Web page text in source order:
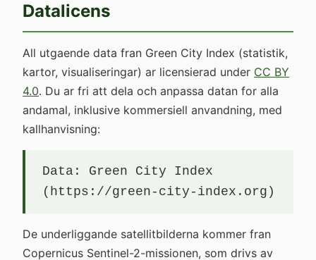
Datalicens
All utgaende data fran Green City Index (statistik,
kartor, visualiseringar) ar licensierad under CC BY
4.0. Du ar fri att dela och anpassa datan for alla
andamal, inklusive kommersiell anvandning, med
kallhanvisning:
Data: Green City Index
(https://green-city-index.org)
De underliggande satellitbilderna kommer fran
Copernicus Sentinel-2-missionen, som drivs av